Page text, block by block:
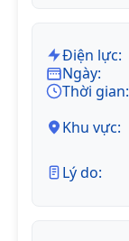
Điện lực:
Ngày:
Thời gian:
Khu vực:
Lý do: